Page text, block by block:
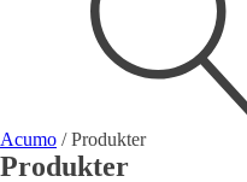
Se alla
Vi hjälper gärna till!
Acumo /Produkter
Produkter